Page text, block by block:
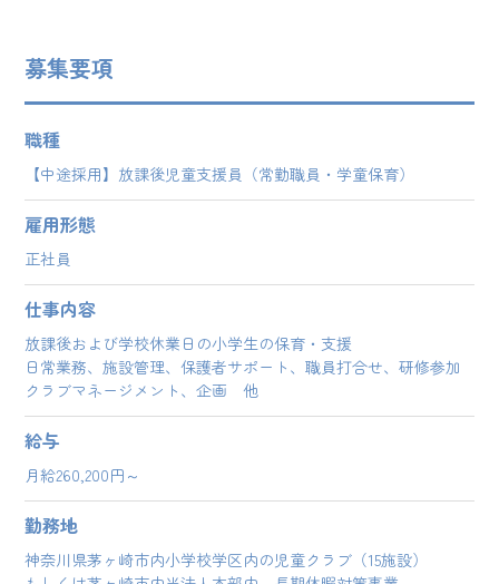
募集要項
職種
【中途採用】放課後児童支援員（常勤職員・学童保育）
雇用形態
正社員
仕事内容
放課後および学校休業日の小学生の保育・支援
日常業務、施設管理、保護者サポート、職員打合せ、研修参加
クラブマネージメント、企画 他
給与
月給260,200円～
勤務地
神奈川県茅ヶ崎市内小学校学区内の児童クラブ（15施設）